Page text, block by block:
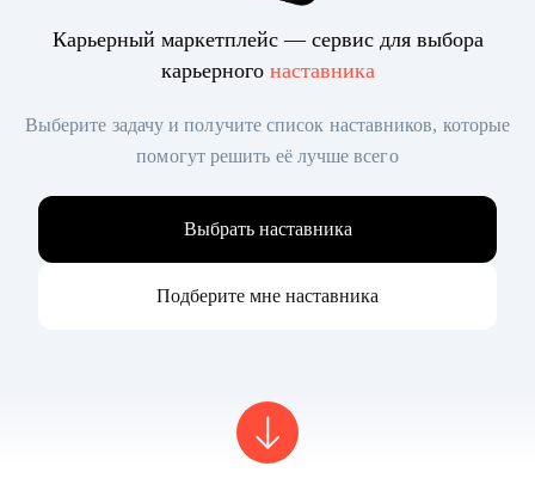
Карьерный маркетплейс — сервис для выбора
карьерного наставника
Выберите задачу и получите список наставников, которые
помогут решить её лучше всего
Выбрать наставника
Подберите мне наставника